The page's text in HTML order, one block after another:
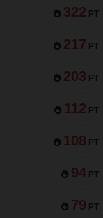
322 PT
217 PT
203 PT
112 PT
108 PT
94 PT
79 PT